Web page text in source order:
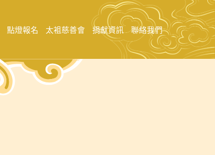
點燈報名 太袓慈善會 捐獻資訊 聯絡我們